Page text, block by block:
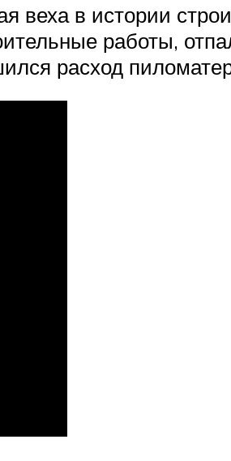
веха в истории
работы,
расход